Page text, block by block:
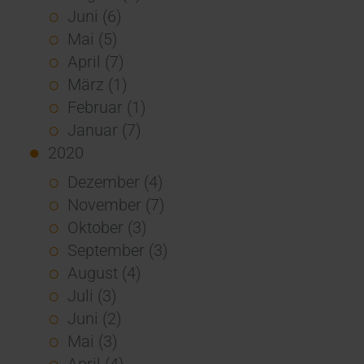
Juni (6)
Mai (5)
April (7)
März (1)
Februar (1)
Januar (7)
2020
Dezember (4)
November (7)
Oktober (3)
September (3)
August (4)
Juli (3)
Juni (2)
Mai (3)